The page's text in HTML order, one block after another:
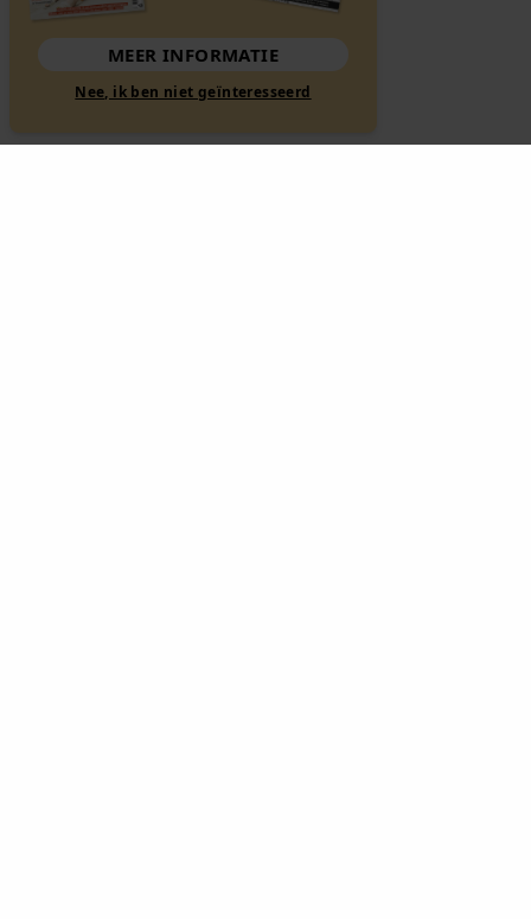
MEER INFORMATIE
Nee, ik ben niet geïnteresseerd